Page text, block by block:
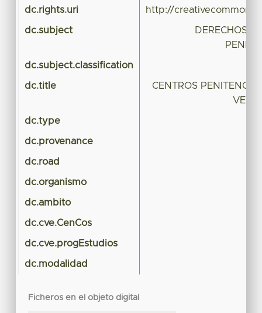
dc.rights.uri http://
dc.subject
DERECHOS
dc.subject.classification
dc.title
CENTROS
dc.type
dc.provenance
dc.road
dc.organismo
dc.ambito
dc.cve.CenCos
dc.cve.progEstudios
dc.modalidad
Ficheros en el objeto digital